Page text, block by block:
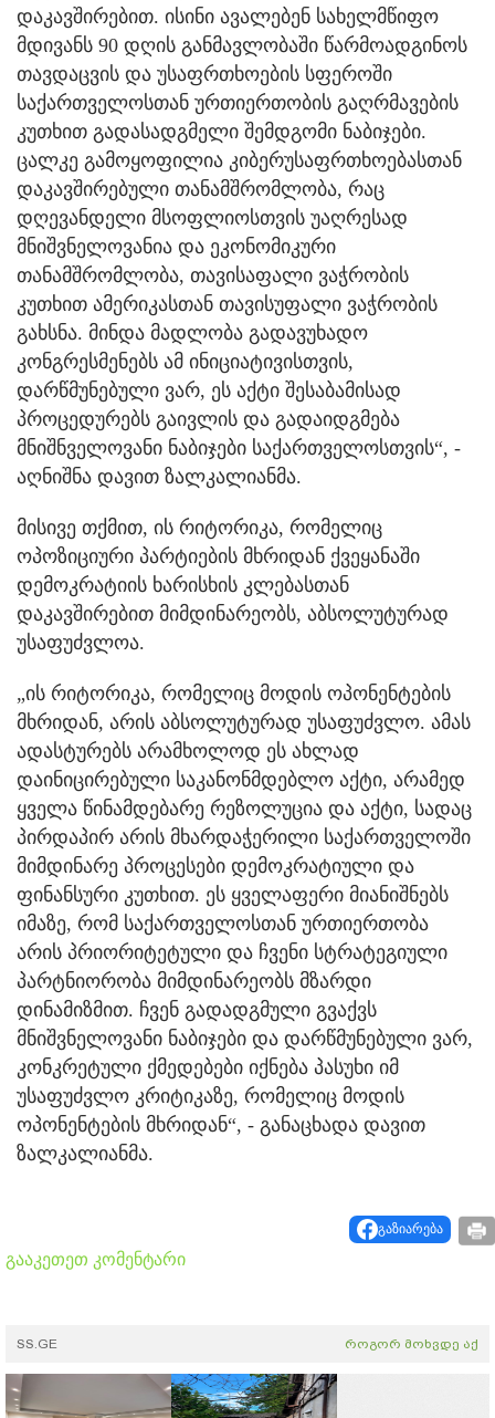
დაკავშირებით. ისინი ავალებენ სახელმწიფო
მდივანს 90 დღის განმავლობაში წარმოადგინოს
თავდაცვის და უსაფრთხოების სფეროში
საქართველოსთან ურთიერთობის გაღრმავების
კუთხით გადასადგმელი შემდგომი ნაბიჯები.
ცალკე გამოყოფილია კიბერუსაფრთხოებასთან
დაკავშირებული თანამშრომლობა, რაც
დღევანდელი მსოფლიოსთვის უაღრესად
მნიშვნელოვანია და ეკონომიკური
თანამშრომლობა, თავისაფალი ვაჭრობის
კუთხით ამერიკასთან თავისუფალი ვაჭრობის
გახსნა. მინდა მადლობა გადავუხადო
კონგრესმენებს ამ ინიციატივისთვის,
დარწმუნებული ვარ, ეს აქტი შესაბამისად
პროცედურებს გაივლის და გადაიდგმება
მნიშნველოვანი ნაბიჯები საქართველოსთვის“, -
აღნიშნა დავით ზალკალიანმა.
მისივე თქმით, ის რიტორიკა, რომელიც
ოპოზიციური პარტიების მხრიდან ქვეყანაში
დემოკრატიის ხარისხის კლებასთან
დაკავშირებით მიმდინარეობს, აბსოლუტურად
უსაფუძვლოა.
„ის რიტორიკა, რომელიც მოდის ოპონენტების
მხრიდან, არის აბსოლუტურად უსაფუძვლო. ამას
ადასტურებს არამხოლოდ ეს ახლად
დაინიცირებული საკანონმდებლო აქტი, არამედ
ყველა წინამდებარე რეზოლუცია და აქტი, სადაც
პირდაპირ არის მხარდაჭერილი საქართველოში
მიმდინარე პროცესები დემოკრატიული და
ფინანსური კუთხით. ეს ყველაფერი მიანიშნებს
იმაზე, რომ საქართველოსთან ურთიერთობა
არის პრიორიტეტული და ჩვენი სტრატეგიული
პარტნიორობა მიმდინარეობს მზარდი
დინამიზმით. ჩვენ გადადგმული გვაქვს
მნიშვნელოვანი ნაბიჯები და დარწმუნებული ვარ,
კონკრეტული ქმედებები იქნება პასუხი იმ
უსაფუძვლო კრიტიკაზე, რომელიც მოდის
ოპონენტების მხრიდან“, - განაცხადა დავით
ზალკალიანმა.
გაზიარება
გააკეთეთ კომენტარი
SS.GE როგორ მოხვდე აქ